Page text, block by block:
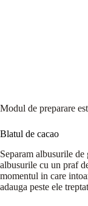
Modul de preparare
Blatul de cacao
Separam albusurile
albusurile cu un praf
momentul in care
adauga peste ele